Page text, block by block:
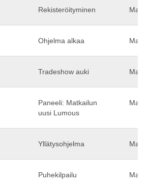
Rekisteröityminen
Ohjelma alkaa
Tradeshow auki
Paneeli: Matkailun
uusi Lumous
Yllätysohjelma
Puhekilpailu